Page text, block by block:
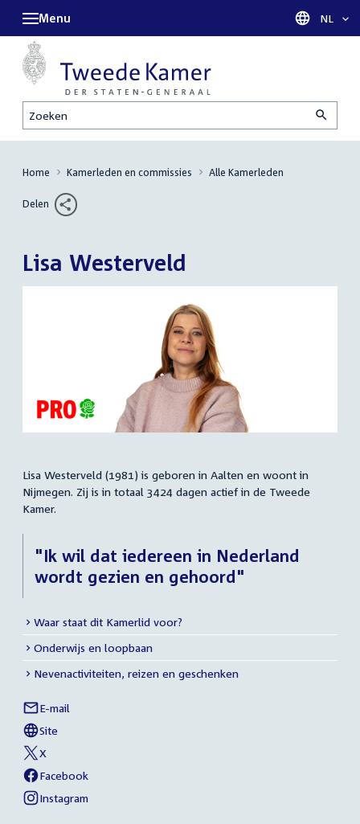
Zoeken
Menu Taal
NL
Home Kamerleden en commissies Alle Kamerleden
Delen
Lisa Westerveld
Samenvatting
Lisa Westerveld (1981) is geboren in Aalten en woont in
Nijmegen. Zij is in totaal 3424 dagen actief in de Tweede
Kamer.
"Ik wil dat iedereen in Nederland
wordt gezien en gehoord"
Meer
info
Waar staat dit Kamerlid voor?
Onderwijs en loopbaan
Nevenactiviteiten, reizen en geschenken
Links
naar
sociale
media
E-mail
Lisa
Westerveld
External
link:
Site
van
Lisa
Westerveld
External
link:
X
van
Lisa
Westerveld
External
link:
Facebook
van
Lisa
Westerveld
External
Instagram
van